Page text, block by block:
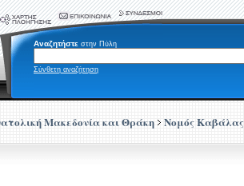
Αναζητήστε στην Πύλη
Σύνθετη αναζήτηση
Μακεδονία και Θράκη Νομός Καβάλας